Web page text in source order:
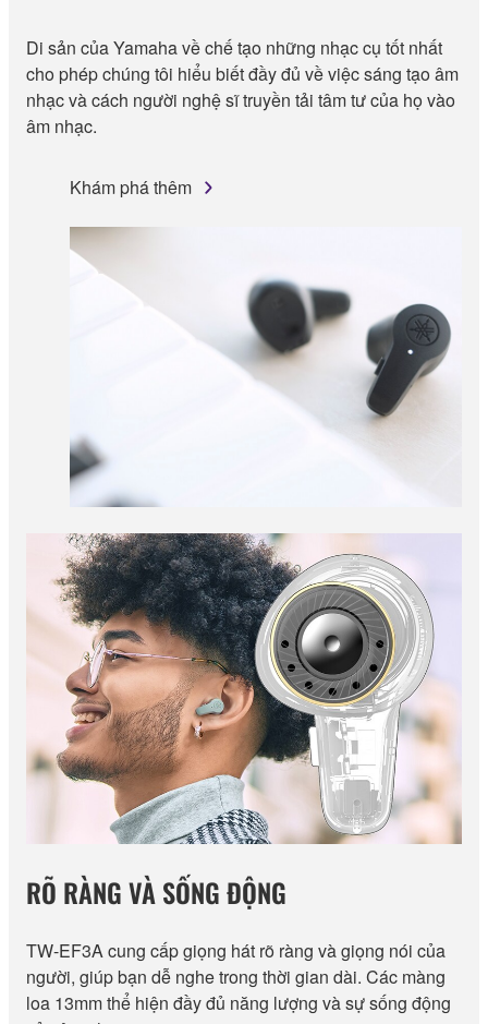
Di sản của Yamaha về chế tạo những nhạc cụ tốt nhất
cho phép chúng tôi hiểu biết đầy đủ về việc sáng tạo âm
nhạc và cách người nghệ sĩ truyền tải tâm tư của họ vào
âm nhạc.
Khám phá thêm
RÕ RÀNG VÀ SỐNG ĐỘNG
TW-EF3A cung cấp giọng hát rõ ràng và giọng nói của
người, giúp bạn dễ nghe trong thời gian dài. Các màng
loa 13mm thể hiện đầy đủ năng lượng và sự sống động